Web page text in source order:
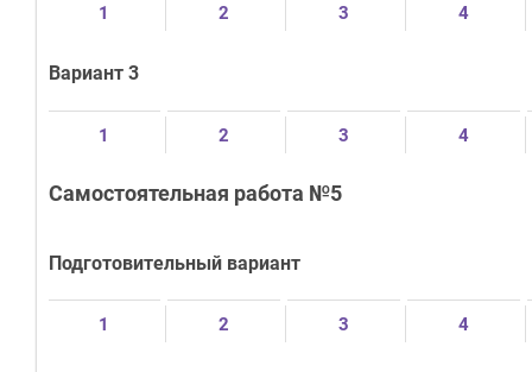
1 2 3 4
Вариант 3
1 2 3 4
Самостоятельная работа №5
Подготовительный вариант
1 2 3 4